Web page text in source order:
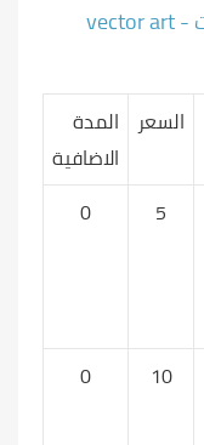
نرسم لك صورتك كرتون فيكتور ارت - vector art
السعر المدة
الاضافية
5
0
10
0